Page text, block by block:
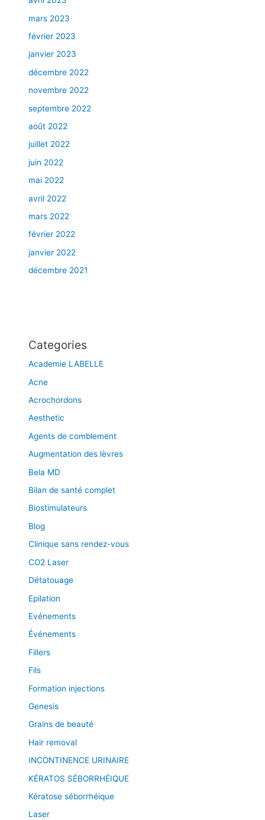
mars 2023
février 2023
janvier 2023
décembre 2022
novembre 2022
septembre 2022
août 2022
juillet 2022
juin 2022
mai 2022
avril 2022
mars 2022
février 2022
janvier 2022
décembre 2021
Categories
Academie LABELLE
Acne
Acrochordons
Aesthetic
Agents de comblement
Augmentation des lèvres
Bela MD
Bilan de santé complet
Biostimulateurs
Blog
Clinique sans rendez-vous
CO2 Laser
Détatouage
Epilation
Evénements
Événements
Fillers
Fils
Formation injections
Genesis
Grains de beauté
Hair removal
INCONTINENCE URINAIRE
KÉRATOS SÉBORRHÉIQUE
Kératose séborrhéique
Laser